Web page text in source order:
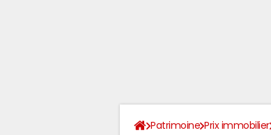
Patrimoine Prix immobilier